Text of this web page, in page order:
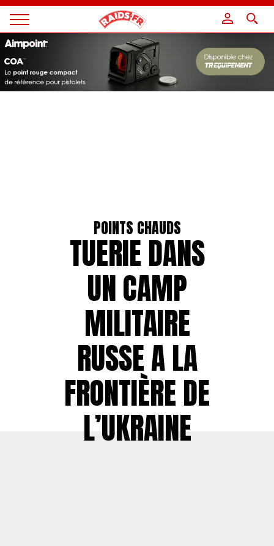
Magazine
Raids
POINTS CHAUDS
TUERIE DANS
UN CAMP
MILITAIRE
RUSSE A LA
FRONTIÈRE DE
L’UKRAINE
Panneau de gestion des cookies